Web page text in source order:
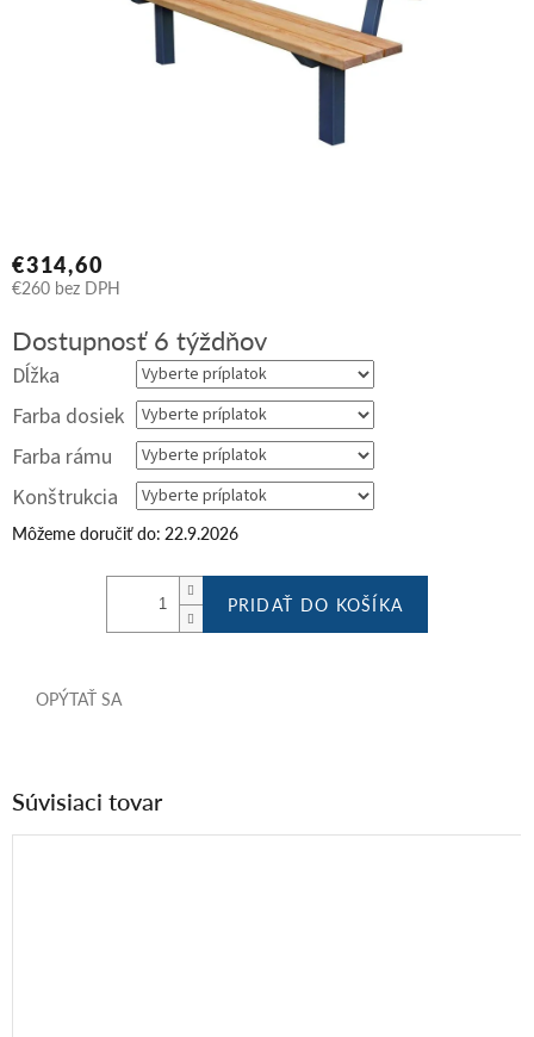
€314,60
€260 bez DPH
cena:
Dostupnosť 6 týždňov
Dĺžka
Farba dosiek
Farba rámu
Konštrukcia
Môžeme doručiť do: 22.9.2026
PRIDAŤ DO KOŠÍKA
OPÝTAŤ SA
Súvisiaci tovar